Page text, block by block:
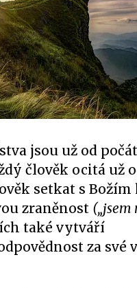
jsou už od
člověk ocitá už
setkat s Božím
zraněnost („jsem
také vytváří
za své